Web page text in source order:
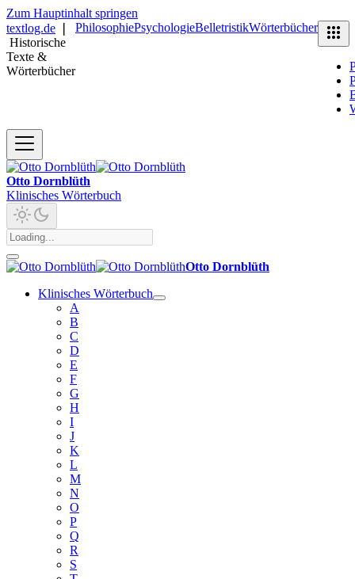
Zum Hauptinhalt springen
textlog.de
Historische
Texte &
Wörterbücher
PhilosophiePsychologieBelletristikWörterbücher
Otto Dornblüth
Klinisches Wörterbuch
Otto Dornblüth
Klinisches Wörterbuch
A
B
C
D
E
F
G
H
I
J
K
L
M
N
O
P
Q
R
S